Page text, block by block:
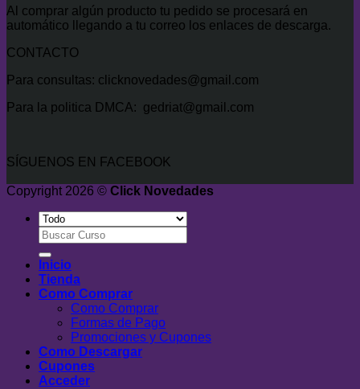
Al comprar algún producto tu pedido se procesará en
automático llegando a tu correo los enlaces de descarga.
CONTACTO
Para consultas: clicknovedades@gmail.com
Para la politica DMCA: gedriat@gmail.com
SÍGUENOS EN FACEBOOK
Copyright 2026 © Click Novedades
Buscar
por:
Inicio
Tienda
Como Comprar
Como Comprar
Formas de Pago
Promociones y Cupones
Como Descargar
Cupones
Acceder